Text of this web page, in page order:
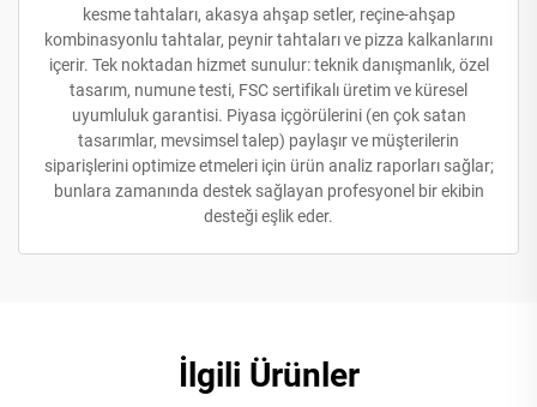
kesme tahtaları, akasya ahşap setler, reçine-ahşap
kombinasyonlu tahtalar, peynir tahtaları ve pizza kalkanlarını
içerir. Tek noktadan hizmet sunulur: teknik danışmanlık, özel
tasarım, numune testi, FSC sertifikalı üretim ve küresel
uyumluluk garantisi. Piyasa içgörülerini (en çok satan
tasarımlar, mevsimsel talep) paylaşır ve müşterilerin
siparişlerini optimize etmeleri için ürün analiz raporları sağlar;
bunlara zamanında destek sağlayan profesyonel bir ekibin
desteği eşlik eder.
İlgili Ürünler